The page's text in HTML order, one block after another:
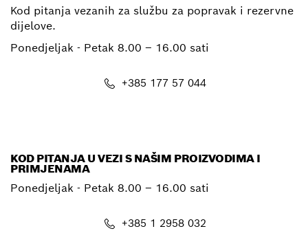
Kod pitanja vezanih za službu za popravak i rezervne
dijelove.
Ponedjeljak - Petak 8.00 – 16.00 sati
+385 177 57 044
KOD PITANJA U VEZI S NAŠIM PROIZVODIMA I
PRIMJENAMA
Ponedjeljak - Petak 8.00 – 16.00 sati
+385 1 2958 032